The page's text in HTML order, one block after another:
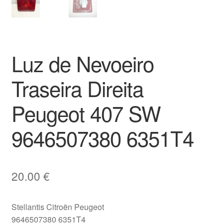
Procedimento de Reclamação
Sobre nós
Termos e Condições
Transporte
Luz de Nevoeiro
Traseira Direita
Peugeot 407 SW
9646507380 6351T4
20.00 €
Stellantis Citroën Peugeot
9646507380 6351T4